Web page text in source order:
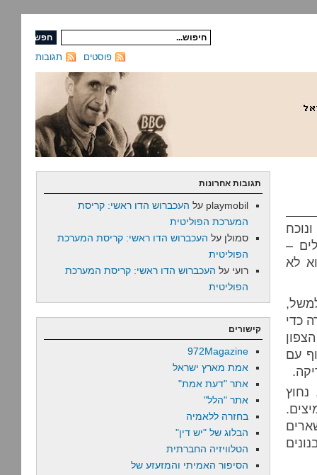
תגובות פוסטים
–
לא
כדי
עם
תגובות אחרונות
playmobil על העכברוש הדו ראשי: קריסת
המערכת הפוליטית
סמולן על העכברוש הדו ראשי: קריסת המערכת
הפוליטית
רועי על העכברוש הדו ראשי: קריסת המערכת
הפוליטית
קישורים
972Magazine
אמת מארץ ישראל
אתר "דעת אמת"
אתר "הלל"
בחזרה ללאמיה
הבלוג של "יש דין"
הטלוויזיה החברתית
הסיפור האמיתי והמזעזע של